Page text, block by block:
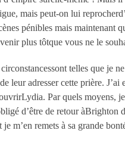
mais peut-on lui
pénibles mais maintenant
plus tôtque vous ne le
telles que je
leur adresser cette prière.
Par quels moyens,
d’être de retour
m’en remets à sa grande